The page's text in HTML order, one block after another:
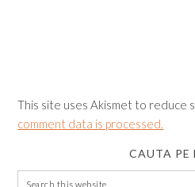
This site uses Akismet to reduce
comment data is processed.
CAUTA PE